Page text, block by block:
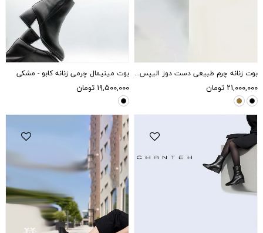
بوت زنانه چرم طبیعی دست دوز الیپس - ویزون
۲۱,۰۰۰,۰۰۰ تومان
بوت مینیمال چرمی زنانه کابو - مشکی
۱۹,۵۰۰,۰۰۰ تومان